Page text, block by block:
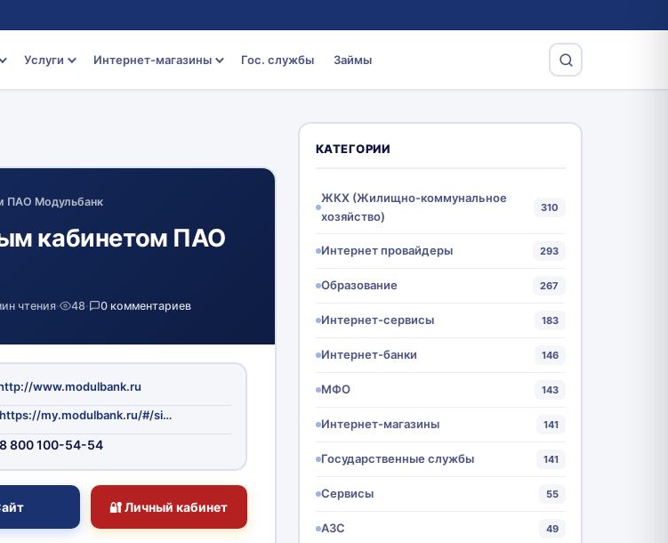
Услуги Интернет-магазины Гос. службы Займы
ПАО Модульбанк
кабинетом ПАО
чтения· 48· 0 комментариев
www.modulbank.ru
https://my.modulbank.ru/#/signin
8 800 100-54-54
🔐 Личный кабинет
КАТЕГОРИИ
ЖКХ (Жилищно-коммунальное
хозяйство)
310
Интернет провайдеры 293
Образование 267
Интернет-сервисы 183
Интернет-банки 146
МФО 143
Интернет-магазины 141
Государственные службы 141
Сервисы 55
АЗС 49